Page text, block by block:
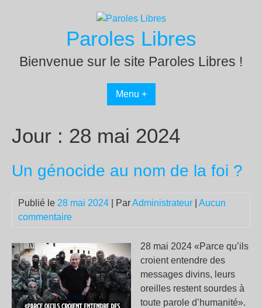
Paroles Libres
Bienvenue sur le site Paroles Libres !
Menu +
Jour : 28 mai 2024
Un génocide au nom de la foi ?
Publié le 28 mai 2024 | ParAdministrateur
Aucun
commentaire
28 mai 2024 «Parce qu’ils
croient entendre des
messages divins, leurs
oreilles restent sourdes à
toute parole d’humanité».